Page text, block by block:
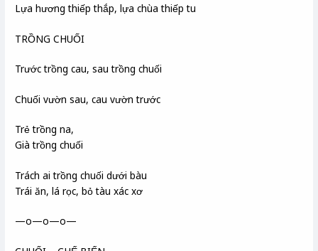
Lựa hương thiếp thắp, lựa chùa thiếp tu
TRỒNG CHUỐI
Trước trồng cau, sau trồng chuối
Chuối vườn sau, cau vườn trước
Trẻ trồng na,
Già trồng chuối
Trách ai trồng chuối dưới bàu
Trái ăn, lá rọc, bỏ tàu xác xơ
—o—o—o—